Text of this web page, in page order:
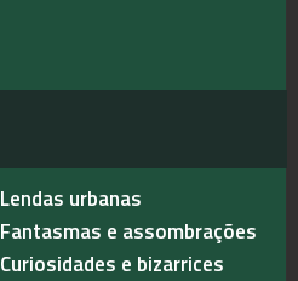
Lendas urbanas
Fantasmas e assombrações
Curiosidades e bizarrices